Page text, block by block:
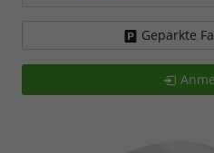
Geparkte